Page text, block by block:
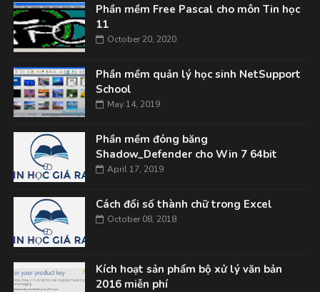
Phần mềm Free Pascal cho môn Tin học
11
October 20, 2020
Phần mềm quản lý học sinh NetSupport
School
May 14, 2019
Phần mềm đóng băng
Shadow_Defender cho Win 7 64bit
April 17, 2019
Cách đổi số thành chữ trong Excel
October 08, 2018
Kích hoạt sản phẩm bộ xử lý văn bản
2016 miễn phí